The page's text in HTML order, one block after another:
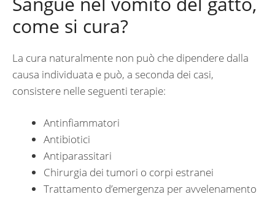
come si cura?
La cura naturalmente non può che dipendere dalla
causa individuata e può, a seconda dei casi,
consistere nelle seguenti terapie:
Antinfiammatori
Antibiotici
Antiparassitari
Chirurgia dei tumori o corpi estranei
Trattamento d’emergenza per avvelenamento